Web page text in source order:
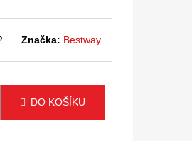
Značka: Bestway
DO KOŠÍKU